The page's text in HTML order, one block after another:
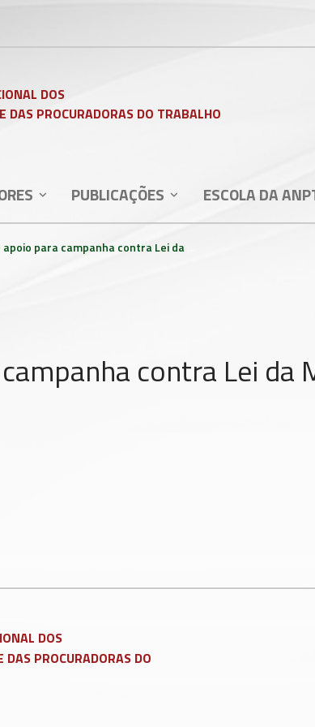
DOS
DAS PROCURADORAS DO TRABALHO
PUBLICAÇÕES ESCOLA DA
para campanha contra Lei da Mordaça
contra Lei da
DOS
DAS PROCURADORAS DO